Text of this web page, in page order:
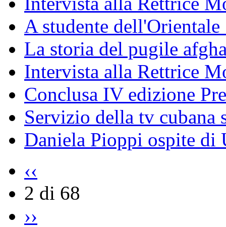
A studente
La storia del pugile
Intervista alla Rettrice
Conclusa IV edizione
Servizio della tv
Daniela Pioppi ospite di
‹‹
2 di 68
››